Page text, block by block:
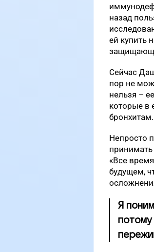
назад
ей купить
Сейчас
пор не
нельзя –
которые в
бронхитам.
Непросто
принимать
«Все
будущем,
Я
потому